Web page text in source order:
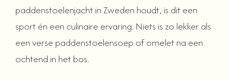
paddenstoelenjacht in Zweden houdt, is dit een
sport én een culinaire ervaring. Niets is zo lekker als
een verse paddenstoelensoep of omelet na een
ochtend in het bos.